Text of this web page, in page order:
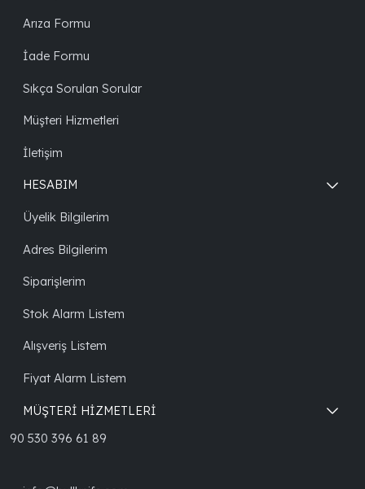
Arıza Formu
İade Formu
Sıkça Sorulan Sorular
Müşteri Hizmetleri
İletişim
HESABIM
Üyelik Bilgilerim
Adres Bilgilerim
Siparişlerim
Stok Alarm Listem
Alışveriş Listem
Fiyat Alarm Listem
MÜŞTERİ HİZMETLERİ
90 530 396 61 89